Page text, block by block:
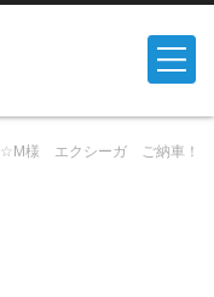
☆M様 エクシーガ ご納車！